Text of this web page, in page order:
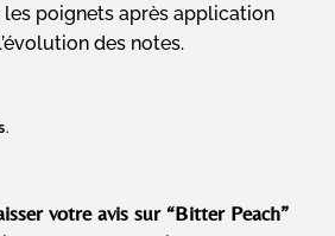
poignets après application
des notes.
votre avis sur “Bitter Peach”